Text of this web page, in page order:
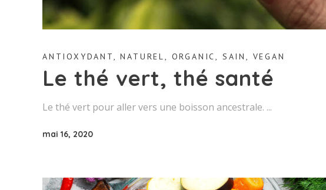
ANTIOXYDANT,NATUREL, ORGANIC, SAIN, VEGAN
Le thé vert, thé santé
Le thé vert pour aller vers une boisson ancestrale.
mai 16, 2020